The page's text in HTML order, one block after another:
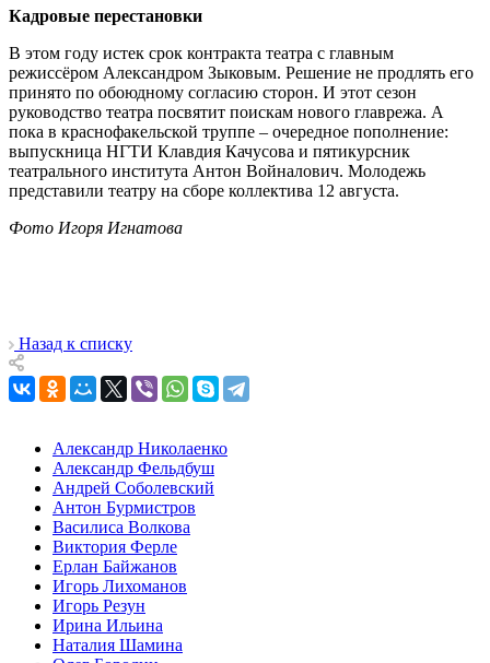
Кадровые перестановки
В этом году истек срок контракта театра с главным
режиссёром Александром Зыковым. Решение не продлять его
принято по обоюдному согласию сторон. И этот сезон
руководство театра посвятит поискам нового главрежа. А
пока в краснофакельской труппе – очередное пополнение:
выпускница НГТИ Клавдия Качусова и пятикурсник
театрального института Антон Войналович. Молодежь
представили театру на сборе коллектива 12 августа.
Фото Игоря Игнатова
Назад к списку
Александр Николаенко
Александр Фельдбуш
Андрей Соболевский
Антон Бурмистров
Василиса Волкова
Виктория Ферле
Ерлан Байжанов
Игорь Лихоманов
Игорь Резун
Ирина Ильина
Наталия Шамина